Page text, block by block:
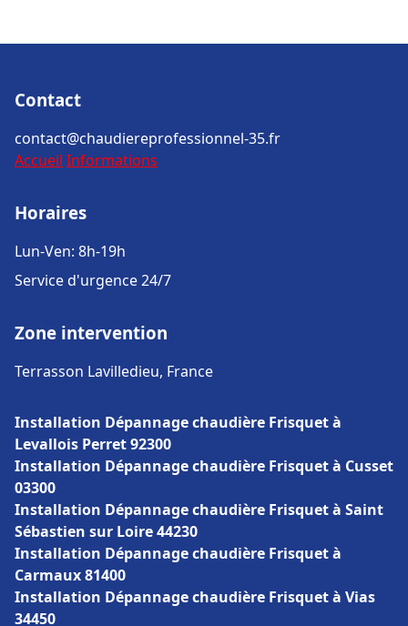
Contact
contact@chaudiereprofessionnel-35.fr
Accueil Informations
Horaires
Lun-Ven: 8h-19h
Service d'urgence 24/7
Zone intervention
Terrasson Lavilledieu, France
Installation Dépannage chaudière Frisquet à
Levallois Perret 92300
Installation Dépannage chaudière Frisquet à Cusset
03300
Installation Dépannage chaudière Frisquet à Saint
Sébastien sur Loire 44230
Installation Dépannage chaudière Frisquet à
Carmaux 81400
Installation Dépannage chaudière Frisquet à Vias
34450